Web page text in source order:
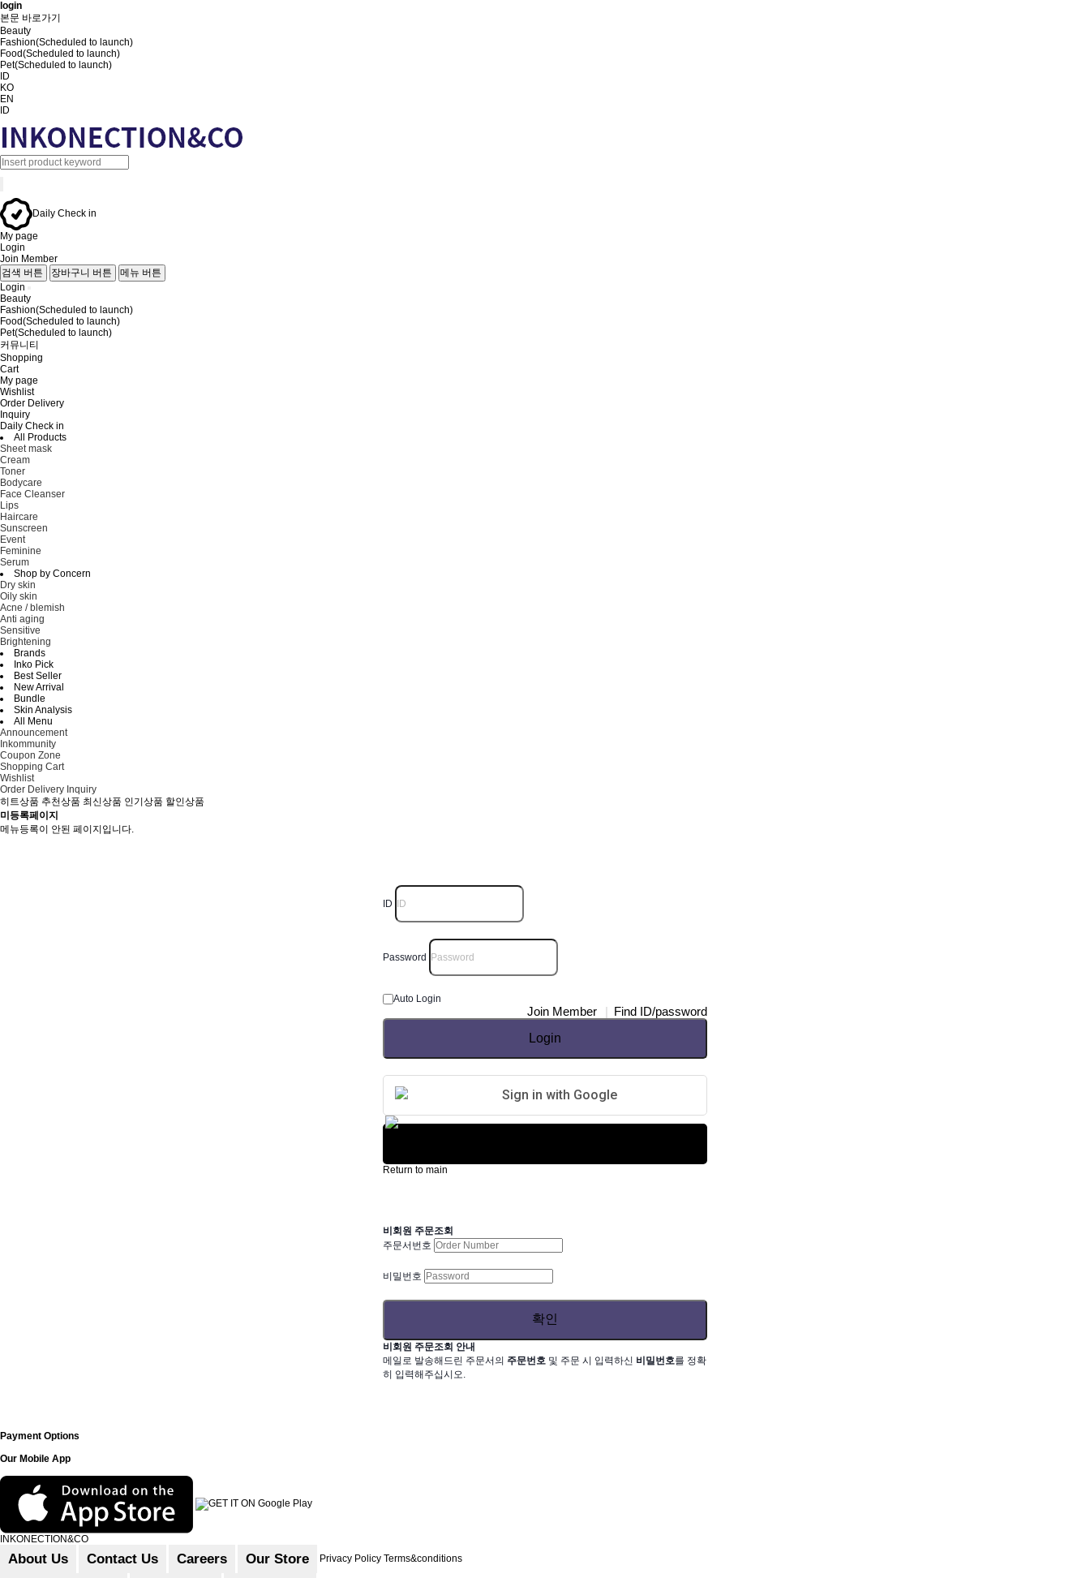
login
본문 바로가기
Beauty
Fashion(Scheduled to launch)
Food(Scheduled to launch)
Pet(Scheduled to launch)
ID
KO
EN
ID
Daily Check in
My page
Login
Join Member
검색 버튼
장바구니 버튼
메뉴 버튼
Login
Beauty
Fashion(Scheduled to launch)
Food(Scheduled to launch)
Pet(Scheduled to launch)
커뮤니티
Shopping
Cart
My page
Wishlist
Order Delivery
Inquiry
Daily Check in
All Products
Sheet mask
Cream
Toner
Bodycare
Face Cleanser
Lips
Haircare
Sunscreen
Event
Feminine
Serum
Shop by Concern
Dry skin
Oily skin
Acne / blemish
Anti aging
Sensitive
Brightening
Brands
Inko Pick
Best Seller
New Arrival
Bundle
Skin Analysis
All Menu
Announcement
Inkommunity
Coupon Zone
Shopping Cart
Wishlist
Order Delivery Inquiry
히트상품 추천상품 최신상품 인기상품 할인상품
미등록페이지
메뉴등록이 안된 페이지입니다.
ID
Password
Auto Login
Join Member
Find ID/password
Login
Sign in with Google
Return to main
비회원 주문조회
주문서번호
비밀번호
비회원 주문조회 안내
메일로 발송해드린 주문서의 주문번호 및 주문 시 입력하신 비밀번호를 정확
히 입력해주십시오.
Payment Options
Our Mobile App
INKONECTION&CO
About Us Contact Us Careers Our Store Privacy Policy Terms&conditions